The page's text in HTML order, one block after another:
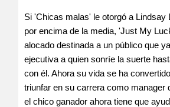
Si 'Chicas malas' le otorgó a Lindsay
por encima de la media, 'Just My
alocado destinada a un público que
ejecutiva a quien sonríe la suerte
con él. Ahora su vida se ha
triunfar en su carrera como manager
el chico ganador ahora tiene que